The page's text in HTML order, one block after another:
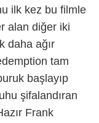
ilk kez bu filmle
alan diğer iki
daha ağır
tam
başlayıp
şifalandıran
Frank